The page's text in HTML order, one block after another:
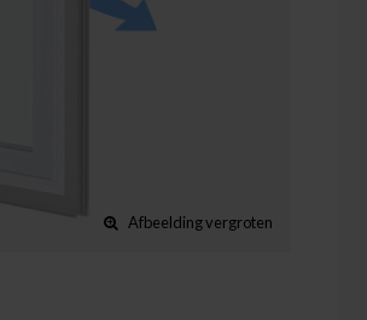
Afbeelding vergroten